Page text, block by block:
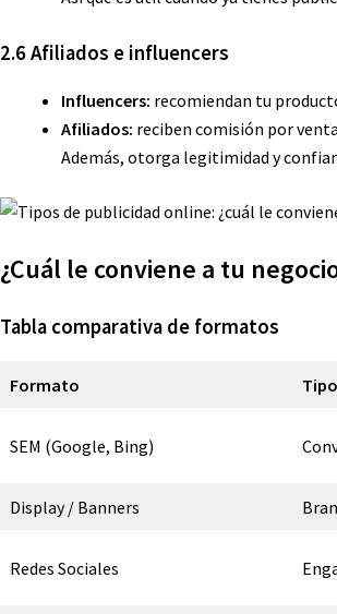
2.6 Afiliados e influencers
Influencers: recomiendan tu
Afiliados: reciben comisión por
Además, otorga legitimidad y
¿Cuál le conviene a tu
Tabla comparativa de formatos
Formato
SEM (Google, Bing)
Display / Banners
Redes Sociales